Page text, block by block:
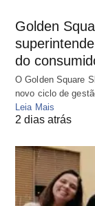
Golden
do
O Golden Square
novo ciclo de
Leia Mais
2 dias atrás